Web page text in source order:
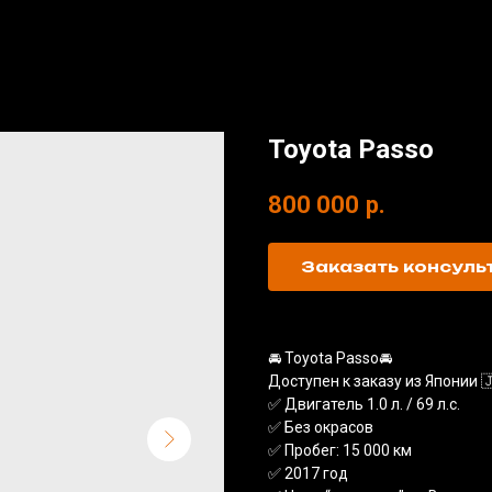
Toyota Passo
800 000 р.
Заказать
🚘 Toyota Passo🚘
Доступен к заказу из
✅ Двигатель 1.0 л. / 69 л.с.
✅ Без окрасов
✅ Пробег: 15 000 км
✅ 2017 год